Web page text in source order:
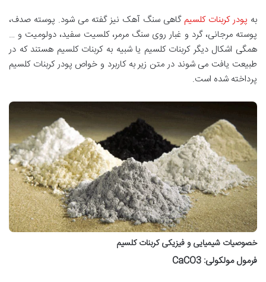
به پودر کربنات کلسیم گاهی سنگ آهک نیز گفته می شود. پوسته صدف،
پوسته مرجانی، گرد و غبار روی سنگ مرمر، کلسیت سفید، دولومیت و …
همگی اشکال دیگر کربنات کلسیم یا شبیه به کربنات کلسیم هستند که در
طبیعت یافت می شوند در متن زیر به کاربرد و خواص پودر کربنات کلسیم
پرداخته شده است.
خصوصیات شیمیایی و فیزیکی کربنات کلسیم
فرمول مولکولی: CaCO3